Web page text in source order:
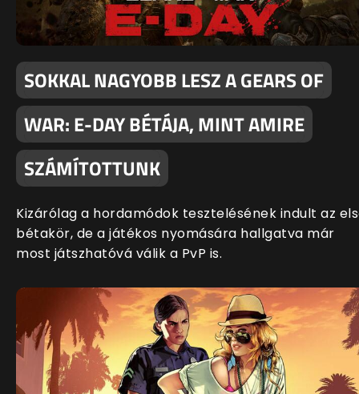
SOKKAL NAGYOBB LESZ A GEARS OF
WAR: E-DAY BÉTÁJA, MINT AMIRE
SZÁMÍTOTTUNK
Kizárólag a hordamódok tesztelésének indult az
bétakör, de a játékos nyomására hallgatva már
most játszhatóvá válik a PvP is.